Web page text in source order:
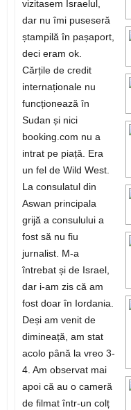
vizitasem Israelul,
dar nu îmi puseseră
ștampilă în pașaport,
deci eram ok.
Cărțile de credit
internaționale nu
funcționează în
Sudan și nici
booking.com nu a
intrat pe piață. Era
un fel de Wild West.
La consulatul din
Aswan principala
grijă a consulului a
fost să nu fiu
jurnalist. M-a
întrebat și de Israel,
dar i-am zis că am
fost doar în Iordania.
Deși am venit de
dimineață, am stat
acolo până la vreo 3-
4. Am observat mai
apoi că au o cameră
de filmat într-un colț